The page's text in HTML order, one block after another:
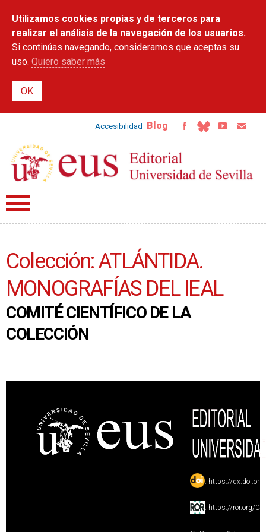
contenido
principal
Utilizamos cookies propias y de terceros para
realizar el análisis de la navegación de los usuarios.
Si continúas navegando, consideramos que aceptas su
uso. Quiero saber más
Accesibilidad Blog
Colección: ATLÁNTIDA.
MONOGRAFÍAS DEL IEAL
COMITÉ CIENTÍFICO DE LA
COLECCIÓN
: https://
: https://ror.org/